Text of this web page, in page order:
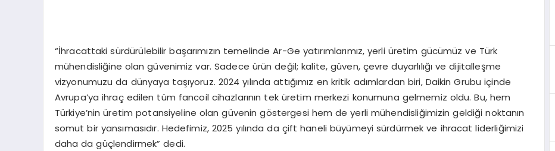
“İhracattaki sürdürülebilir başarımızın temelinde Ar-Ge yatırımlarımız, yerli üretim gücümüz ve Türk
mühendisliğine olan güvenimiz var. Sadece ürün değil; kalite, güven, çevre duyarlılığı ve dijitalleşme
vizyonumuzu da dünyaya taşıyoruz. 2024 yılında attığımız en kritik adımlardan biri, Daikin Grubu içinde
Avrupa’ya ihraç edilen tüm fancoil cihazlarının tek üretim merkezi konumuna gelmemiz oldu. Bu, hem
Türkiye’nin üretim potansiyeline olan güvenin göstergesi hem de yerli mühendisliğimizin geldiği noktanın
somut bir yansımasıdır. Hedefimiz, 2025 yılında da çift haneli büyümeyi sürdürmek ve ihracat liderliğimizi
daha da güçlendirmek” dedi.